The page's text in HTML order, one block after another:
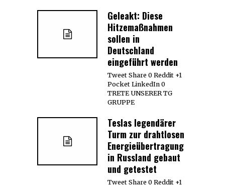
Geleakt: Diese
Hitzemaßnahmen
sollen in
Deutschland
eingeführt werden
Tweet Share 0 Reddit +1
Pocket LinkedIn 0
TRETE UNSERER TG
GRUPPE
Teslas legendärer
Turm zur drahtlosen
Energieübertragung
in Russland gebaut
und getestet
Tweet Share 0 Reddit +1